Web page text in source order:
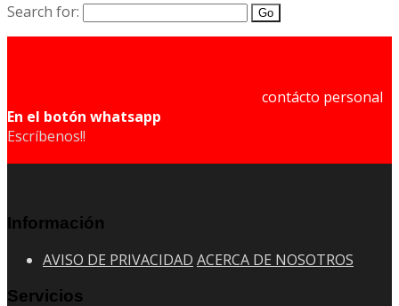
Search for:
contácto personal
En el botón whatsapp
Escríbenos!!
Información
AVISO DE PRIVACIDAD ACERCA DE NOSOTROS
Servicios